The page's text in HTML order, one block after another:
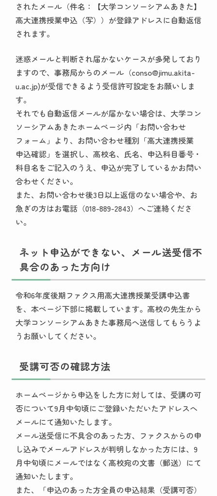
されたメール（件名：【大学コンソーシアムあきた】
高大連携授業申込（写））が登録アドレスに自動返信
されます。
迷惑メールと判断され届かないケースが多発しており
ますので、事務局からのメール（conso@jimu.akita-
u.ac.jp)が受信できるよう受信許可設定をお願いしま
す。
それでも自動返信メールが届かない場合は、大学コン
ソーシアムあきたホームページ内「お問い合わせ
フォーム」より、お問い合わせ種別「高大連携授業
申込確認」を選択し、高校名、氏名、申込科目番号・
科目名をご記入のうえ、申込が完了しているかお問い
合わせください。
また、お問い合わせ後3日以上返信のない場合や、お
急ぎの方はお電話（018-889-2843）へご連絡くださ
い。
ネット申込ができない、メール送受信不
具合のあった方向け
令和6年度後期ファクス用高大連携授業受講申込書
を、本ページ下部に掲載しています。高校の先生から
大学コンソーシアムあきた事務局へ送信してもらうよ
うお願いしてください。
受講可否の確認方法
ホームページから申込をした方に対しては、受講の可
否について9月中旬頃にご登録いただいたアドレスへ
メールにて通知いたします。
メール送受信に不具合のあった方、ファクスからの申
し込みでメールアドレスが判明しなかった方には、9
月中旬頃にメールではなく高校宛の文書（郵送）にて
通知いたします。
また、「申込のあった方全員の申込結果（受講可否）